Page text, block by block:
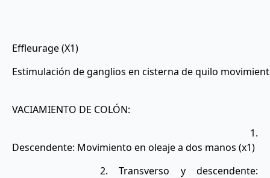
Effleurage (X1)
Estimulación de ganglios en cisterna de quilo
VACIAMIENTO DE COLÓN:
1.
Descendente: Movimiento en oleaje a dos manos (x1)
2. Transverso y descendente: